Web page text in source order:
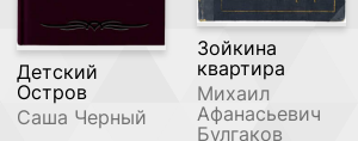
Детский
Остров
Саша Черный
Зойкина
квартира
Михаил
Афанасьевич
Булгаков